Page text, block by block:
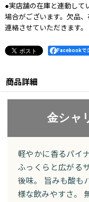
●実店舗の在庫と連動して
場合がございます。欠品
連絡させていただきます。
Facebookで
商品詳細
金シャ
軽やかに香るパイ
ふっくらと広がる
後味。 旨みも酸も
様な飲みやすさ。